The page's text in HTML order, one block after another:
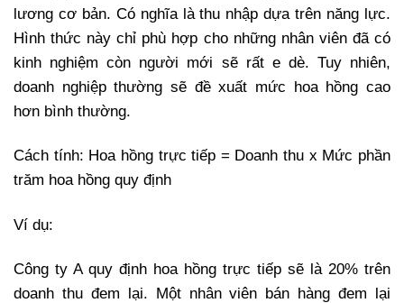
lương cơ bản. Có nghĩa là thu nhập dựa trên năng lực.
Hình thức này chỉ phù hợp cho những nhân viên đã có
kinh nghiệm còn người mới sẽ rất e dè. Tuy nhiên,
doanh nghiệp thường sẽ đề xuất mức hoa hồng cao
hơn bình thường.
Cách tính: Hoa hồng trực tiếp = Doanh thu x Mức phần
trăm hoa hồng quy định
Ví dụ:
Công ty A quy định hoa hồng trực tiếp sẽ là 20% trên
doanh thu đem lại. Một nhân viên bán hàng đem lại